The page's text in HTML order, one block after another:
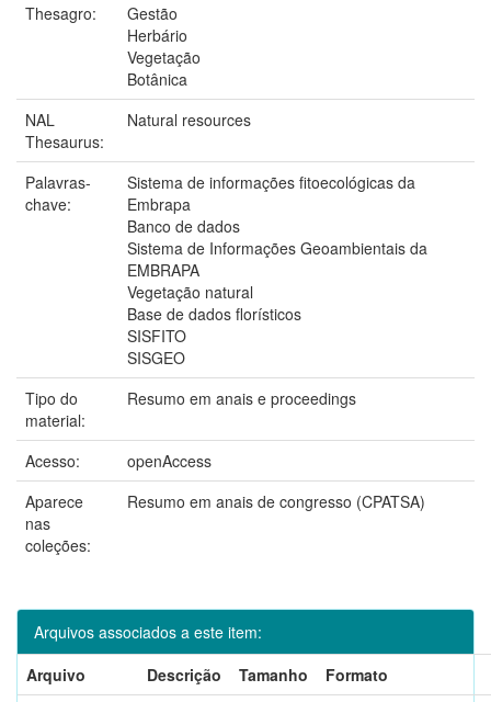
Thesagro:
Gestão
Herbário
Vegetação
Botânica
NAL
Thesaurus:
Natural resources
Palavras-
chave:
Sistema de informações fitoecológicas da
Embrapa
Banco de dados
Sistema de Informações Geoambientais da
EMBRAPA
Vegetação natural
Base de dados florísticos
SISFITO
SISGEO
Tipo do
material:
Resumo em anais e proceedings
Acesso:
openAccess
Aparece
nas
coleções:
Resumo em anais de congresso (CPATSA)
Arquivos associados a este item:
Arquivo
Descrição Tamanho
Formato